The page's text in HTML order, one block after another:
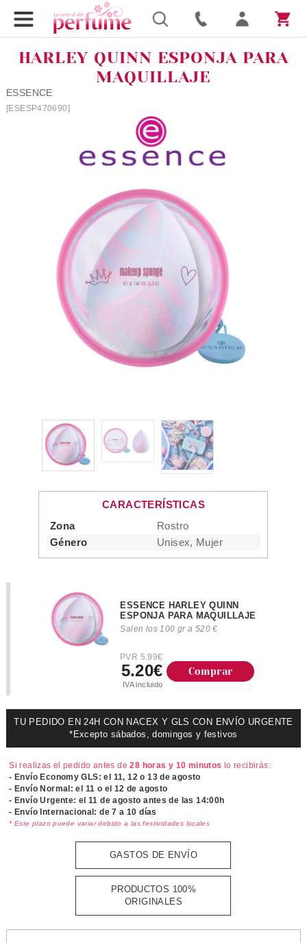
HARLEY QUINN ESPONJA PARA
MAQUILLAJE
ESSENCE
[ESESP470690]
CARACTERÍSTICAS
Zona
Rostro
Género
Unisex, Mujer
ESSENCE HARLEY QUINN
ESPONJA PARA MAQUILLAJE
Salen los 100 gr a 520 €
PVR 5.99€
5.20€
IVA incluido
Comprar
TU PEDIDO EN 24H CON NACEX Y GLS CON ENVÍO URGENTE
*Excepto sábados, domingos y festivos
Si realizas el pedido antes de28 horas y 10 minutos lo recibirás:
- Envío Economy GLS: el 11, 12 o 13 de agosto
- Envío Normal: el 11 o el 12 de agosto
- Envío Urgente: el11 de agosto antes de las 14:00h
- Envío Internacional: de 7 a 10 días
* Este plazo puede variar debido a las festividades locales
GASTOS DE ENVÍO
PRODUCTOS 100%
ORIGINALES